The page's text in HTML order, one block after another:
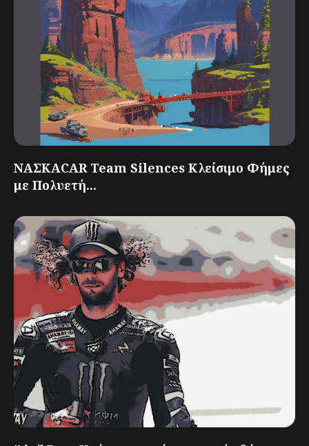
ΝΑΣΚΑCAR Team Silences Κλείσιμο Φήμες
με Πολυετή...